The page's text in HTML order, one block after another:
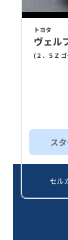
トヨタ
ヴェル
( ２．５Ｚ
ス
セル